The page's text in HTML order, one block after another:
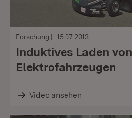
Forschung 15.07.2013
Induktives Laden von
Elektrofahrzeugen
Video ansehen